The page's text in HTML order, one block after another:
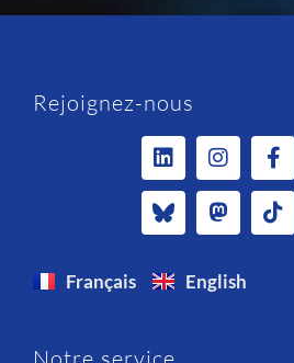
Rejoignez-nous
Français English